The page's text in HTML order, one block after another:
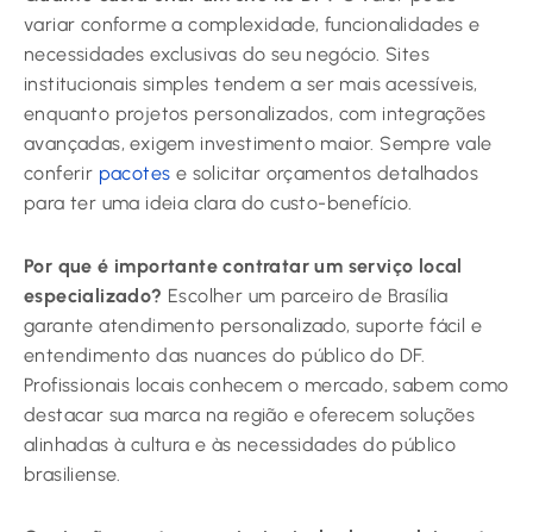
variar conforme a complexidade, funcionalidades e
necessidades exclusivas do seu negócio. Sites
institucionais simples tendem a ser mais acessíveis,
enquanto projetos personalizados, com integrações
avançadas, exigem investimento maior. Sempre vale
conferir pacotes e solicitar orçamentos detalhados
para ter uma ideia clara do custo-benefício.
Por que é importante contratar um serviço local
especializado? Escolher um parceiro de Brasília
garante atendimento personalizado, suporte fácil e
entendimento das nuances do público do DF.
Profissionais locais conhecem o mercado, sabem como
destacar sua marca na região e oferecem soluções
alinhadas à cultura e às necessidades do público
brasiliense.